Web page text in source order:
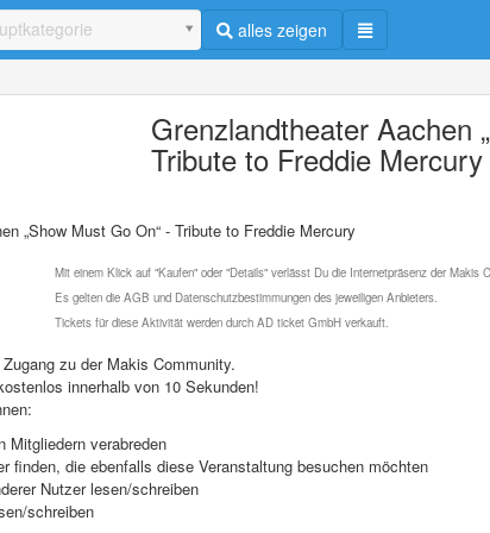
alles zeigen
Grenzlandtheater Aachen
Tribute to Freddie Mercury
„Show Must Go On“ - Tribute to Freddie Mercury
Mit einem Klick auf "Kaufen" oder "Details" verlässt Du die Internetpräsenz der Makis
Es gelten die AGB und Datenschutzbestimmungen des jeweiligen Anbieters.
Tickets für diese Aktivität werden durch AD ticket GmbH verkauft.
Zugang zu der Makis Community.
innerhalb von 10 Sekunden!
Mitgliedern verabreden
finden, die ebenfalls diese Veranstaltung besuchen möchten
Nutzer lesen/schreiben
schreiben